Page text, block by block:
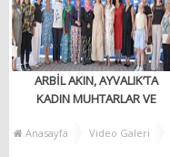
ARBİL AKIN, AYVALIK’TA
KADIN MUHTARLAR VE
BULUŞTU
Anasayfa Video Galeri